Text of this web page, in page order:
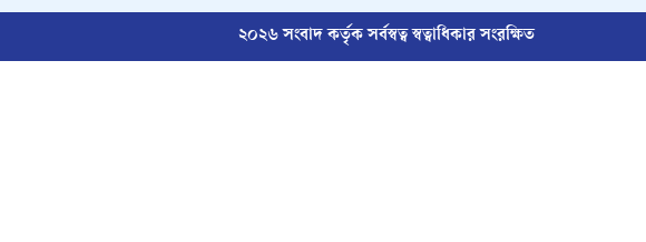
২০২৬ সংবাদ কর্তৃক সর্বস্বত্ব স্বত্বাধিকার সংরক্ষিত